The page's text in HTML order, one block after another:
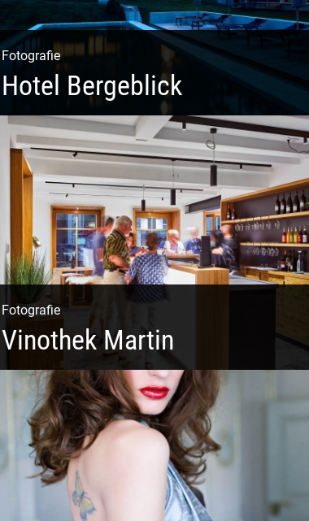
Fotografie
Hotel Bergeblick
Wunderbare Architektur, außergewöhnliches Design –
eine Oase der Ruhe und Entspannung. Ausgedehnte
Fotostrecke
Fotografie
Vinothek Martin
Shooting Vinothek und Ferienwohnung